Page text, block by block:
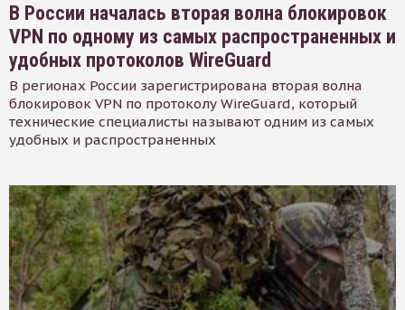
В России началась вторая волна блокировок
VPN по одному из самых распространенных и
удобных протоколов WireGuard
В регионах России зарегистрирована вторая волна
блокировок VPN по протоколу WireGuard, который
технические специалисты называют одним из самых
удобных и распространенных